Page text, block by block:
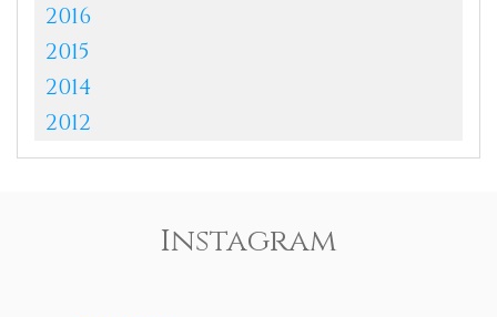
2016
2015
2014
2012
Instagram